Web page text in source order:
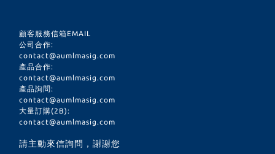
顧客服務信箱EMAIL
公司合作:
contact@aumlmasig.com
產品合作:
contact@aumlmasig.com
產品詢問:
contact@aumlmasig.com
大量訂購(2B):
contact@aumlmasig.com
請主動來信詢問，謝謝您